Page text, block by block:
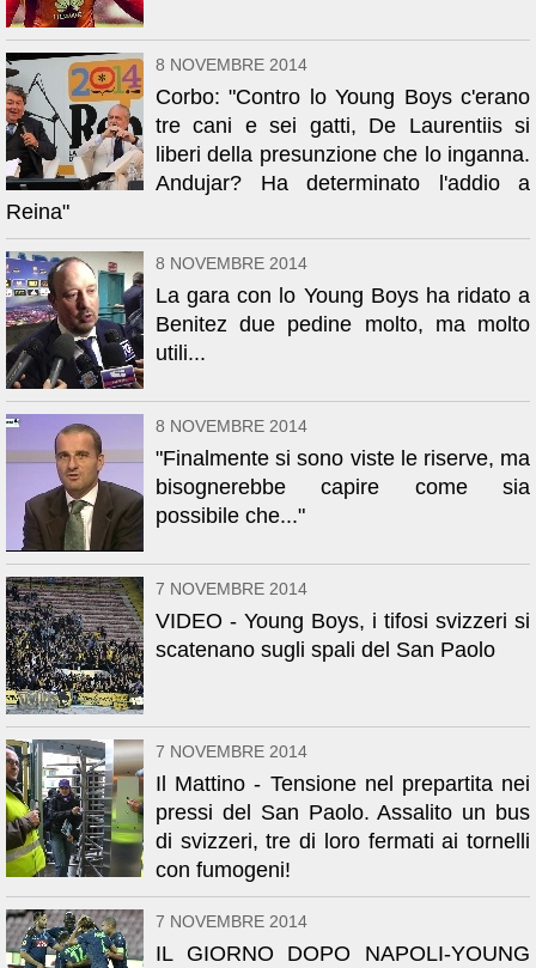
8 NOVEMBRE 2014
Corbo: "Contro lo Young Boys c'erano
tre cani e sei gatti, De Laurentiis si
liberi della presunzione che lo inganna.
Andujar? Ha determinato l'addio a
Reina"
8 NOVEMBRE 2014
La gara con lo Young Boys ha ridato a
Benitez due pedine molto, ma molto
utili...
8 NOVEMBRE 2014
"Finalmente si sono viste le riserve, ma
bisognerebbe capire come sia
possibile che..."
7 NOVEMBRE 2014
VIDEO - Young Boys, i tifosi svizzeri si
scatenano sugli spali del San Paolo
7 NOVEMBRE 2014
Il Mattino - Tensione nel prepartita nei
pressi del San Paolo. Assalito un bus
di svizzeri, tre di loro fermati ai tornelli
con fumogeni!
7 NOVEMBRE 2014
IL GIORNO DOPO NAPOLI-YOUNG